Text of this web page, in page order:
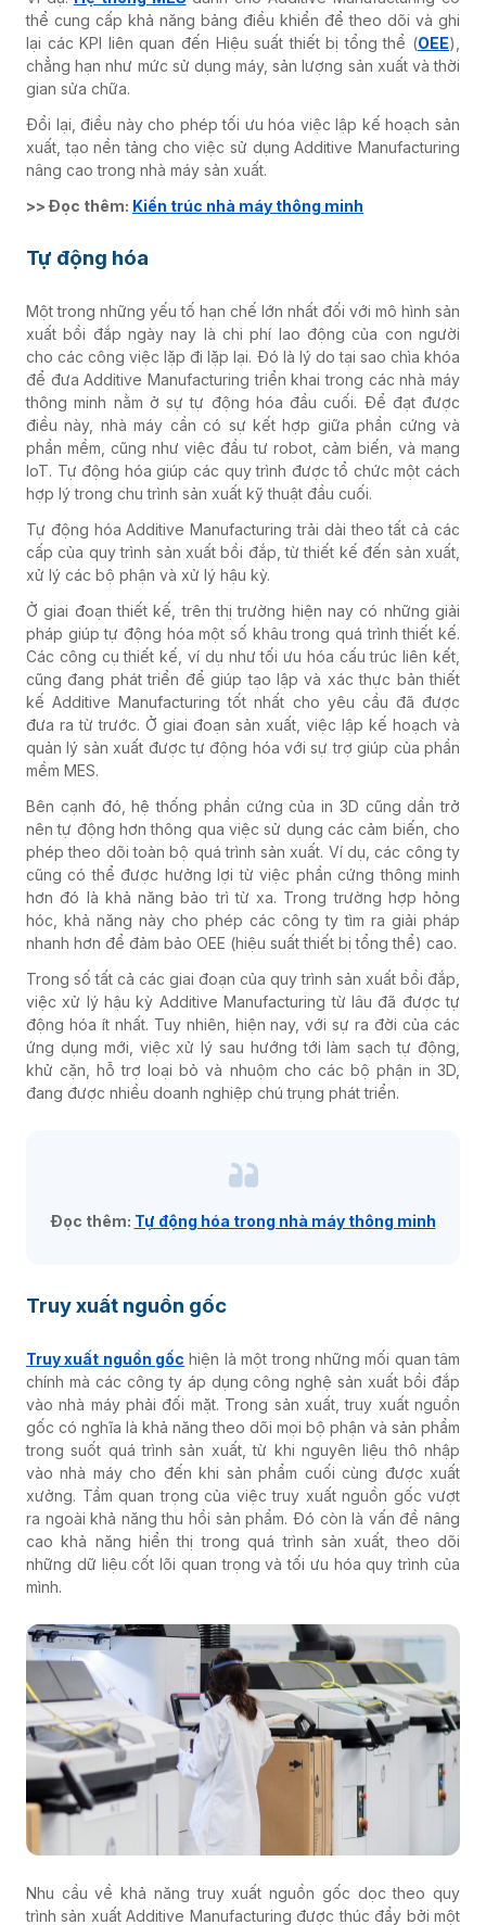
thể cung cấp khả năng bảng điều khiển để theo dõi và ghi
lại các KPI liên quan đến Hiệu suất thiết bị tổng thể (OEE),
chẳng hạn như mức sử dụng máy, sản lượng sản xuất và thời
gian sửa chữa.
Đổi lại, điều này cho phép tối ưu hóa việc lập kế hoạch sản
xuất, tạo nền tảng cho việc sử dụng Additive Manufacturing
nâng cao trong nhà máy sản xuất.
>> Đọc thêm: Kiến trúc nhà máy thông minh
Tự động hóa
Một trong những yếu tố hạn chế lớn nhất đối với mô hình sản
xuất bồi đắp ngày nay là chi phí lao động của con người
cho các công việc lặp đi lặp lại. Đó là lý do tại sao chìa khóa
để đưa Additive Manufacturing triển khai trong các nhà máy
thông minh nằm ở sự tự động hóa đầu cuối. Để đạt được
điều này, nhà máy cần có sự kết hợp giữa phần cứng và
phần mềm, cũng như việc đầu tư robot, cảm biến, và mạng
IoT. Tự động hóa giúp các quy trình được tổ chức một cách
hợp lý trong chu trình sản xuất kỹ thuật đầu cuối.
Tự động hóa Additive Manufacturing trải dài theo tất cả các
cấp của quy trình sản xuất bồi đắp, từ thiết kế đến sản xuất,
xử lý các bộ phận và xử lý hậu kỳ.
Ở giai đoạn thiết kế, trên thị trường hiện nay có những giải
pháp giúp tự động hóa một số khâu trong quá trình thiết kế.
Các công cụ thiết kế, ví dụ như tối ưu hóa cấu trúc liên kết,
cũng đang phát triển để giúp tạo lập và xác thực bản thiết
kế Additive Manufacturing tốt nhất cho yêu cầu đã được
đưa ra từ trước. Ở giai đoạn sản xuất, việc lập kế hoạch và
quản lý sản xuất được tự động hóa với sự trợ giúp của phần
mềm MES.
Bên cạnh đó, hệ thống phần cứng của in 3D cũng dần trở
nên tự động hơn thông qua việc sử dụng các cảm biến, cho
phép theo dõi toàn bộ quá trình sản xuất. Ví dụ, các công ty
cũng có thể được hưởng lợi từ việc phần cứng thông minh
hơn đó là khả năng bảo trì từ xa. Trong trường hợp hỏng
hóc, khả năng này cho phép các công ty tìm ra giải pháp
nhanh hơn để đảm bảo OEE (hiệu suất thiết bị tổng thể) cao.
Trong số tất cả các giai đoạn của quy trình sản xuất bồi đắp,
việc xử lý hậu kỳ Additive Manufacturing từ lâu đã được tự
động hóa ít nhất. Tuy nhiên, hiện nay, với sự ra đời của các
ứng dụng mới, việc xử lý sau hướng tới làm sạch tự động,
khử cặn, hỗ trợ loại bỏ và nhuộm cho các bộ phận in 3D,
đang được nhiều doanh nghiệp chú trụng phát triển.
Đọc thêm: Tự động hóa trong nhà máy thông minh
Truy xuất nguồn gốc
Truy xuất nguồn gốc hiện là một trong những mối quan tâm
chính mà các công ty áp dụng công nghệ sản xuất bồi đắp
vào nhà máy phải đối mặt. Trong sản xuất, truy xuất nguồn
gốc có nghĩa là khả năng theo dõi mọi bộ phận và sản phẩm
trong suốt quá trình sản xuất, từ khi nguyên liệu thô nhập
vào nhà máy cho đến khi sản phẩm cuối cùng được xuất
xưởng. Tầm quan trọng của việc truy xuất nguồn gốc vượt
ra ngoài khả năng thu hồi sản phẩm. Đó còn là vấn đề nâng
cao khả năng hiển thị trong quá trình sản xuất, theo dõi
những dữ liệu cốt lõi quan trọng và tối ưu hóa quy trình của
mình.
Nhu cầu về khả năng truy xuất nguồn gốc dọc theo quy
trình sản xuất Additive Manufacturing được thúc đẩy bởi một